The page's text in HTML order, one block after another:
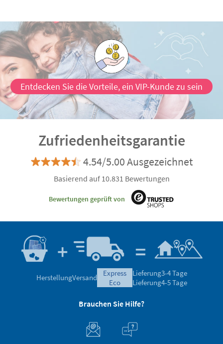
Entdecken Sie die Vorteile, ein VIP-Kunde zu sein
Zufriedenheitsgarantie
4.54/5.00 Ausgezeichnet
Basierend auf 10.831 Bewertungen
Bewertungen geprüft von
HerstellungVersand
express
eco
Lieferung3-4 Tage
Lieferung4-5 Tage
Brauchen Sie Hilfe?